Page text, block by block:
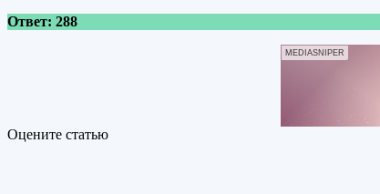
Ответ: 288
MEDIASNIPER
Оцените статью